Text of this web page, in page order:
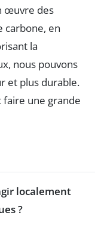
œuvre des
carbone, en
la
nous pouvons
et plus durable.
une grande
localement
?